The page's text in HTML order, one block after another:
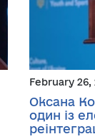
February 26,
Оксана
один із